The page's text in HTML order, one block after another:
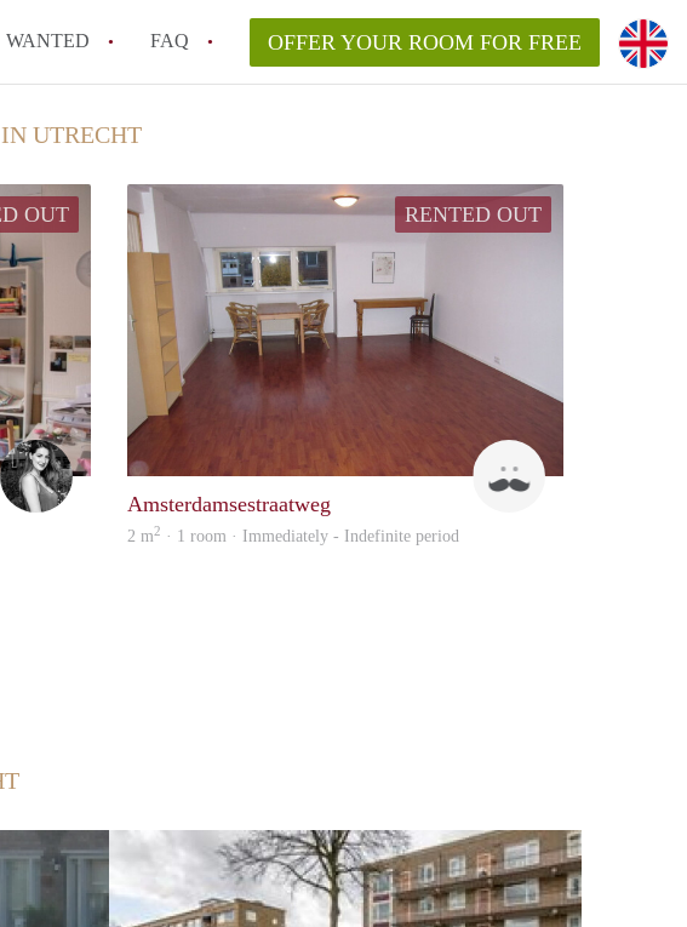
WANTED FAQ OFFER YOUR ROOM FOR FREE
UTRECHT
OUT
Anouk
RENTED OUT
Amsterdamsestraatweg
2 m2 · 1 room · Immediately - Indefinite period